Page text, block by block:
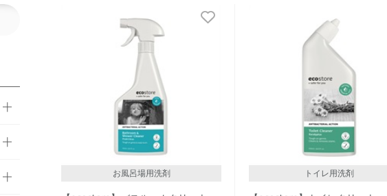
お風呂場用洗剤 トイレ用洗剤